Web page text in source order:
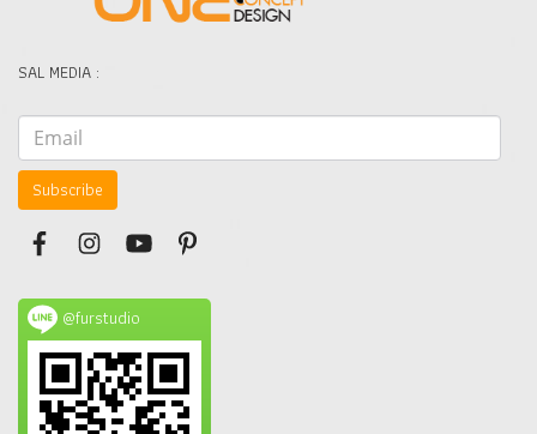
SAL MEDIA :
Subscribe
@furstudio